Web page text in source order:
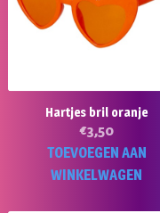
Hartjes bril oranje
€3,50
TOEVOEGEN AAN
WINKELWAGEN